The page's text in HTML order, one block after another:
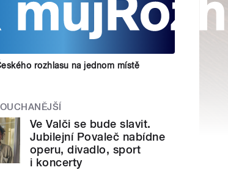
rozhlasu na jednom místě
Ve Valči se bude slavit.
Jubilejní Povaleč nabídne
operu, divadlo, sport
i koncerty